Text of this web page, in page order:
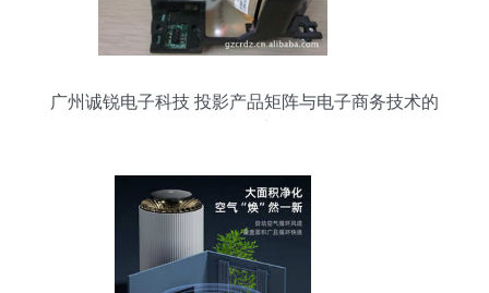
广州诚锐电子科技 投影产品矩阵与电子商务技术的